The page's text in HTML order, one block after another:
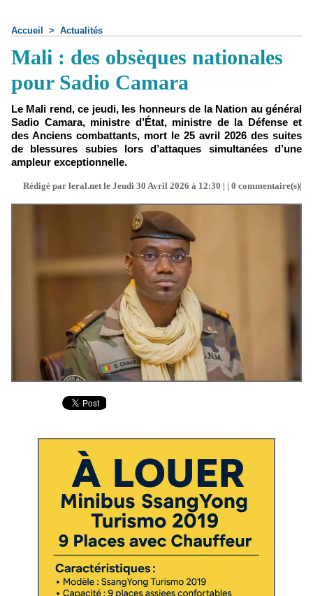
Accueil > Actualités
Mali : des obsèques nationales
pour Sadio Camara
Le Mali rend, ce jeudi, les honneurs de la Nation au général
Sadio Camara, ministre d’État, ministre de la Défense et
des Anciens combattants, mort le 25 avril 2026 des suites
de blessures subies lors d’attaques simultanées d’une
ampleur exceptionnelle.
Rédigé par leral.net le Jeudi 30 Avril 2026 à 12:30 | | 0 commentaire(s)|